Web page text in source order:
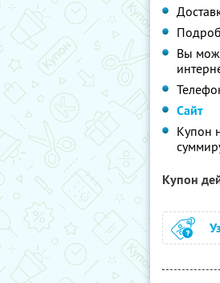
Вы
Сайт
Купон
Купон